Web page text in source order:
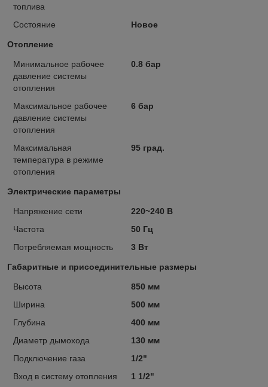
топлива
Состояние Новое
Отопление
Минимальное рабочее
давление системы
отопления
0.8 бар
Максимальное рабочее
давление системы
отопления
6 бар
Максимальная
температура в режиме
отопления
95 град.
Электрические параметры
Напряжение сети
220~240 В
Частота
50 Гц
Потребляемая мощность
3 Вт
Габаритные и присоединительные размеры
Высота
850 мм
Ширина
500 мм
Глубина
400 мм
Диаметр дымохода
130 мм
Подключение газа
1/2"
Вход в систему отопления
1 1/2"